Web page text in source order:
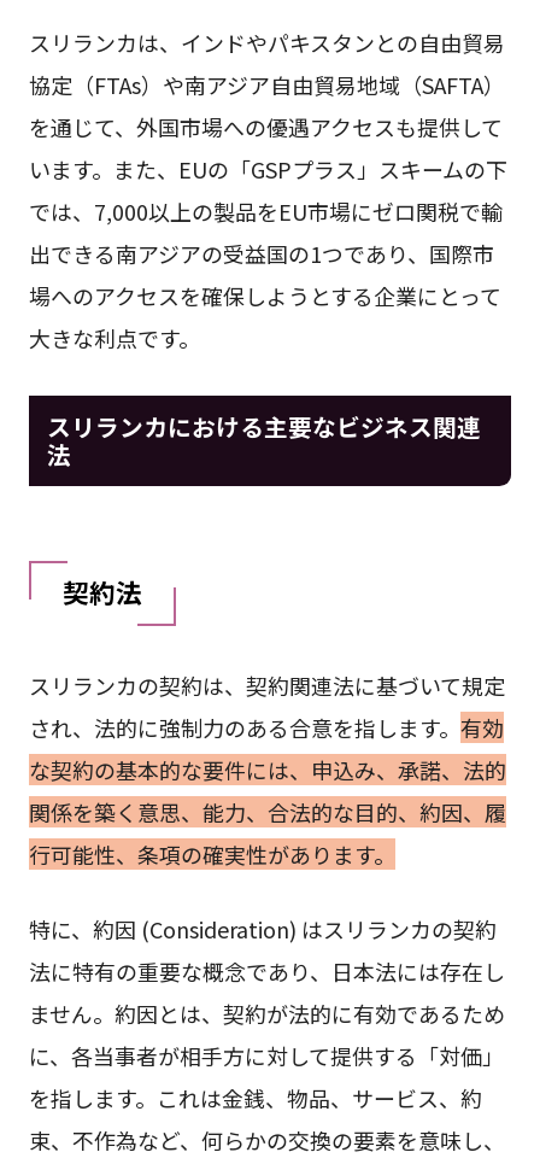
スリランカは、インドやパキスタンとの自由貿易
協定（FTAs）や南アジア自由貿易地域（SAFTA）
を通じて、外国市場への優遇アクセスも提供して
います。また、EUの「GSPプラス」スキームの下
では、7,000以上の製品をEU市場にゼロ関税で輸
出できる南アジアの受益国の1つであり、国際市
場へのアクセスを確保しようとする企業にとって
大きな利点です。
スリランカにおける主要なビジネス関連
法
契約法
スリランカの契約は、契約関連法に基づいて規定
され、法的に強制力のある合意を指します。 有効
な契約の基本的な要件には、申込み、承諾、法的
関係を築く意思、能力、合法的な目的、約因、履
行可能性、条項の確実性があります。
特に、約因 (Consideration) はスリランカの契約
法に特有の重要な概念であり、日本法には存在し
ません。約因とは、契約が法的に有効であるため
に、各当事者が相手方に対して提供する「対価」
を指します。これは金銭、物品、サービス、約
束、不作為など、何らかの交換の要素を意味し、